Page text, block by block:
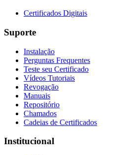
Certificados Digitais
Suporte
Instalação
Perguntas Frequentes
Teste seu Certificado
Vídeos Tutoriais
Revogação
Manuais
Repositório
Chamados
Cadeias de Certificados
Institucional